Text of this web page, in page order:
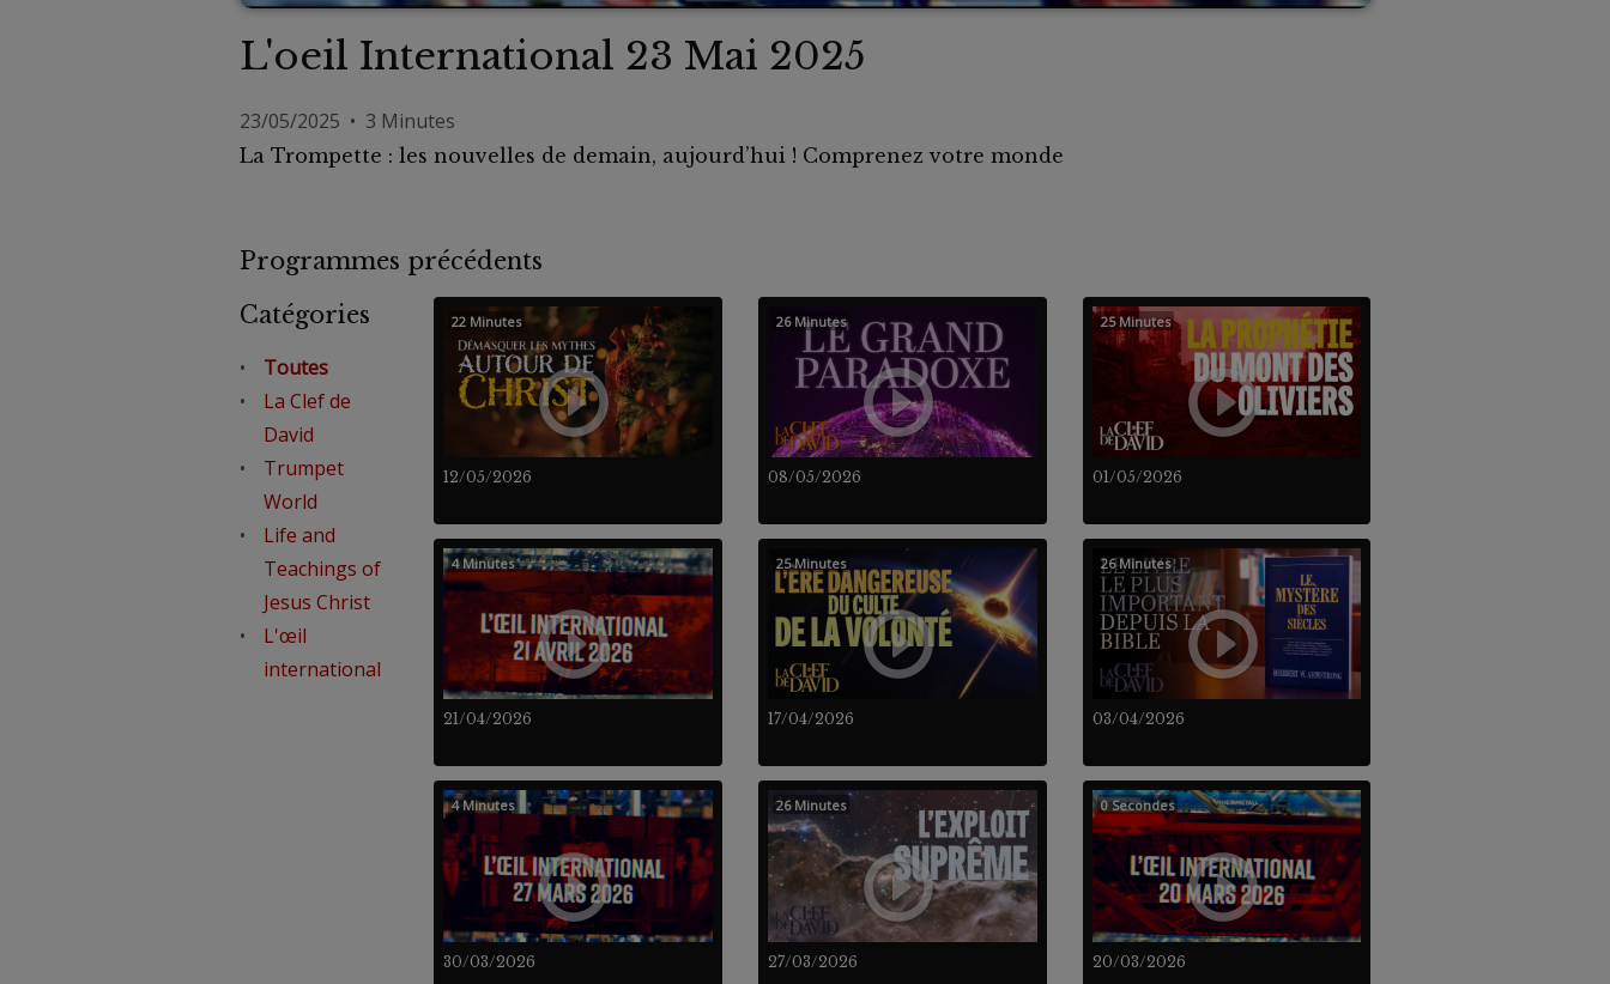
L'oeil International 23 Mai 2025
23/05/2025 • 3 Minutes
La Trompette : les nouvelles de demain, aujourd’hui ! Comprenez votre monde
Programmes précédents
Catégories
Toutes
La Clef de
David
Trumpet
World
Life and
Teachings of
Jesus Christ
L'œil
international
12/05/2026
22 Minutes
08/05/2026
26 Minutes
01/05/2026
25 Minutes
21/04/2026
4 Minutes
17/04/2026
25 Minutes
03/04/2026
26 Minutes
30/03/2026
4 Minutes
27/03/2026
26 Minutes
20/03/2026
0 Secondes